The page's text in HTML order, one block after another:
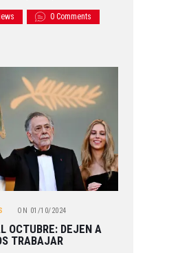
0 Comments
ON 01/10/2024
OCTUBRE: DEJEN A
TRABAJAR